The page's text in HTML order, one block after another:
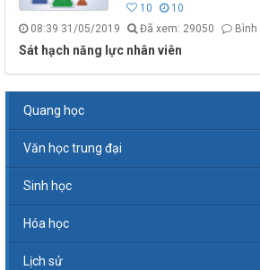
10
10
08:39 31/05/2019
Đã xem: 29050
Sát hạch năng lực nhân viên
Quang học
Văn học trung đại
Sinh học
Hóa học
Lịch sử